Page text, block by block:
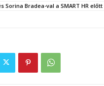
Sorina Bradea-val a SMART HR előtt